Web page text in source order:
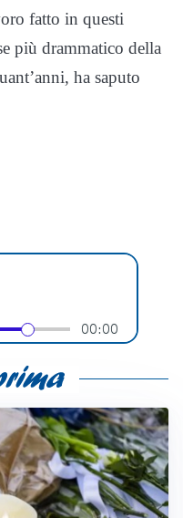
fatto in questi
più drammatico della
ha saputo